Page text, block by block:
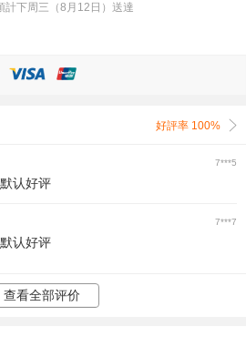
計下周三（8月12日）送達
好評率 100%
7***5
认好评
7***7
认好评
查看全部评价